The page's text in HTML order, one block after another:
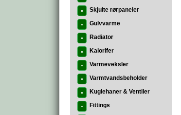
» Skjulte rørpaneler
» Gulvvarme
» Radiator
» Kalorifer
» Varmeveksler
» Varmtvandsbeholder
» Kuglehaner & Ventiler
» Fittings